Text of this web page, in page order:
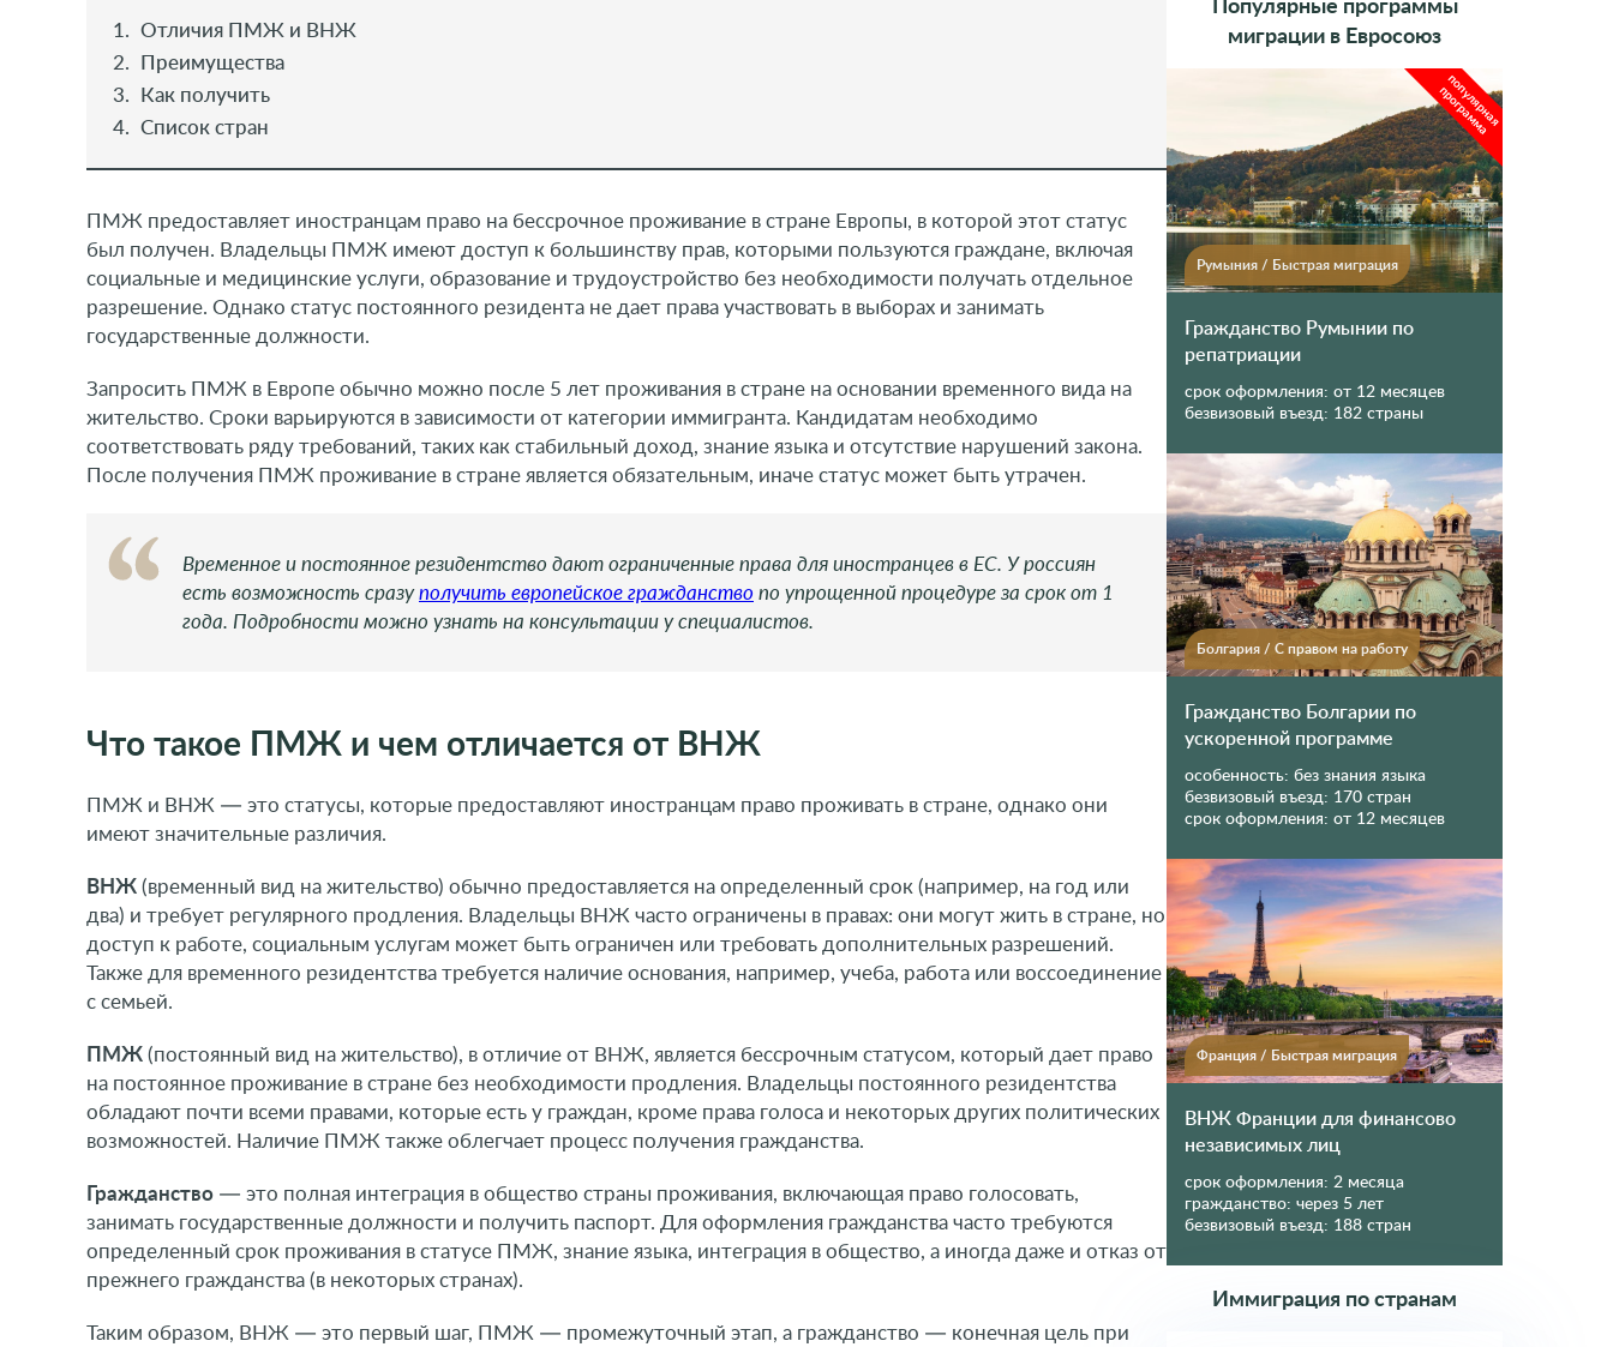
Отличия ПМЖ и ВНЖ
Преимущества
Как получить
Список стран
ПМЖ предоставляет иностранцам право на бессрочное проживание в стране Европы, в которой этот статус
был получен. Владельцы ПМЖ имеют доступ к большинству прав, которыми пользуются граждане, включая
социальные и медицинские услуги, образование и трудоустройство без необходимости получать отдельное
разрешение. Однако статус постоянного резидента не дает права участвовать в выборах и занимать
государственные должности.
Запросить ПМЖ в Европе обычно можно после 5 лет проживания в стране на основании временного вида на
жительство. Сроки варьируются в зависимости от категории иммигранта. Кандидатам необходимо
соответствовать ряду требований, таких как стабильный доход, знание языка и отсутствие нарушений закона.
После получения ПМЖ проживание в стране является обязательным, иначе статус может быть утрачен.
Временное и постоянное резидентство дают ограниченные права для иностранцев в ЕС. У россиян
есть возможность сразуполучить европейское гражданство по упрощенной процедуре за срок от 1
года. Подробности можно узнать на консультации у специалистов.
Что такое ПМЖ и чем отличается от ВНЖ
ПМЖ и ВНЖ — это статусы, которые предоставляют иностранцам право проживать в стране, однако они
имеют значительные различия.
ВНЖ (временный вид на жительство) обычно предоставляется на определенный срок (например, на год или
два) и требует регулярного продления. Владельцы ВНЖ часто ограничены в правах: они могут жить в стране, но
доступ к работе, социальным услугам может быть ограничен или требовать дополнительных разрешений.
Также для временного резидентства требуется наличие основания, например, учеба, работа или воссоединение
с семьей.
ПМЖ (постоянный вид на жительство), в отличие от ВНЖ, является бессрочным статусом, который дает право
на постоянное проживание в стране без необходимости продления. Владельцы постоянного резидентства
обладают почти всеми правами, которые есть у граждан, кроме права голоса и некоторых других политических
возможностей. Наличие ПМЖ также облегчает процесс получения гражданства.
Гражданство — это полная интеграция в общество страны проживания, включающая право голосовать,
занимать государственные должности и получить паспорт. Для оформления гражданства часто требуются
определенный срок проживания в статусе ПМЖ, знание языка, интеграция в общество, а иногда даже и отказ от
прежнего гражданства (в некоторых странах).
Таким образом, ВНЖ — это первый шаг, ПМЖ — промежуточный этап, а гражданство — конечная цель при
Популярные программы
миграции в Евросоюз
популярная
программа
Румыния / Быстрая миграция
Гражданство Румынии по
репатриации
срок оформления: от 12 месяцев
безвизовый въезд: 182 страны
Болгария / С правом на работу
Гражданство Болгарии по
ускоренной программе
особенность: без знания языка
безвизовый въезд: 170 стран
срок оформления: от 12 месяцев
Франция / Быстрая миграция
ВНЖ Франции для финансово
независимых лиц
срок оформления: 2 месяца
гражданство: через 5 лет
безвизовый въезд: 188 стран
Иммиграция по странам